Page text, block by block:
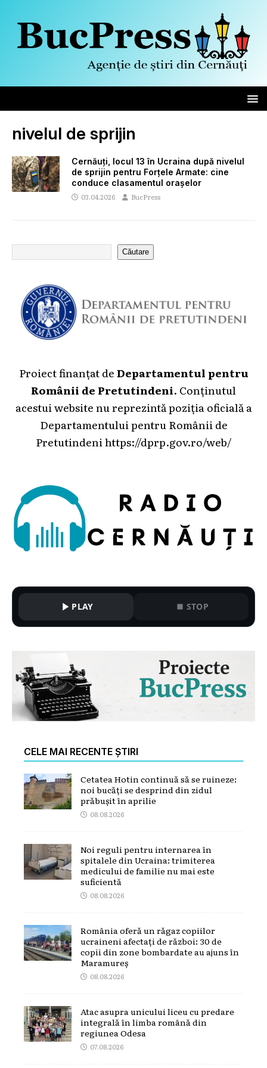
nivelul de sprijin
Cernăuți, locul 13 în Ucraina după nivelul
de sprijin pentru Forțele Armate: cine
conduce clasamentul orașelor
03.04.2026 BucPress
Căutare
Proiect finanțat deDepartamentul pentru
Românii de Pretutindeni. Conținutul
acestui website nu reprezintă poziția oficială a
Departamentului pentru Românii de
Pretutindeni https://dprp.gov.ro/web/
PLAY STOP
CELE MAI RECENTE ȘTIRI
Cetatea Hotin continuă să se ruineze:
noi bucăți se desprind din zidul
prăbușit în aprilie
08.08.2026
Noi reguli pentru internarea în
spitalele din Ucraina: trimiterea
medicului de familie nu mai este
suficientă
08.08.2026
România oferă un răgaz copiilor
ucraineni afectați de război: 30 de
copii din zone bombardate au ajuns în
Maramureș
08.08.2026
Atac asupra unicului liceu cu predare
integrală în limba română din
regiunea Odesa
07.08.2026